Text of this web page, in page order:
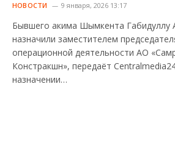
НОВОСТИ 9 января, 2026 13:17
Бывшего акима Шымкента Габидуллу
назначили заместителем
операционной деятельности АО
Констракшн», передаёт
назначении…